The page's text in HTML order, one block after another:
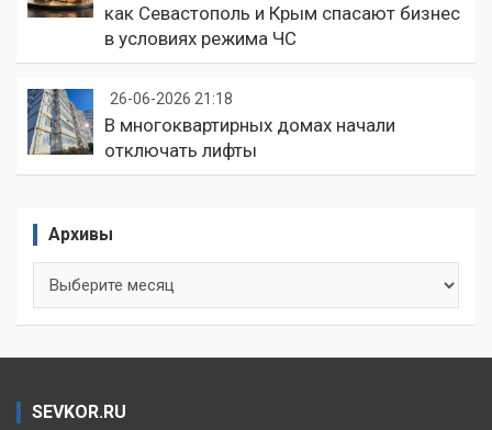
как Севастополь и Крым спасают бизнес
в условиях режима ЧС
26-06-2026 21:18
В многоквартирных домах начали
отключать лифты
Архивы
SEVKOR.RU